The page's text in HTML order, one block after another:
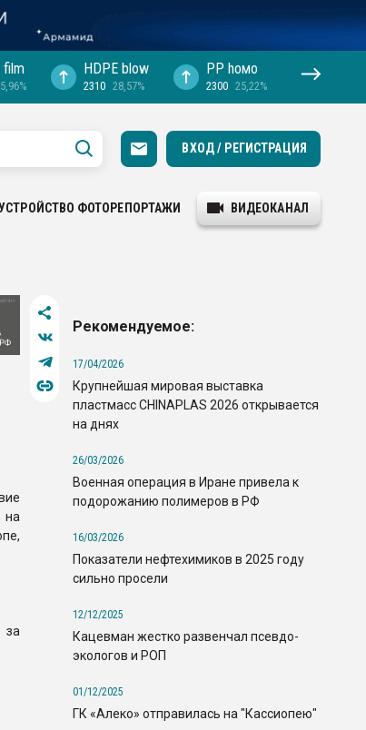
film HDPE blow
2310 28,57%
PP hомо
2300 25,22%
ВХОД / РЕГИСТРАЦИЯ
ФОТОРЕПОРТАЖИ ВИДЕОКАНАЛ
за
Рекомендуемое:
17/04/2026
Крупнейшая мировая выставка
пластмасс CHINAPLAS 2026 открывается
на днях
26/03/2026
Военная операция в Иране привела к
подорожанию полимеров в РФ
16/03/2026
Показатели нефтехимиков в 2025 году
сильно просели
12/12/2025
Кацевман жестко развенчал псевдо-
экологов и РОП
01/12/2025
ГК «Алеко» отправилась на "Кассиопею"